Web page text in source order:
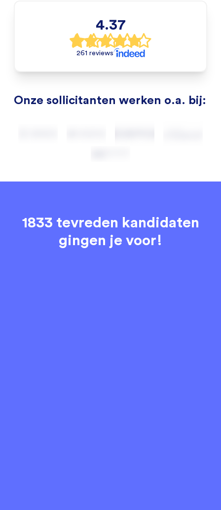
4.37
261 reviews
Onze sollicitanten werken o.a. bij:
1833 tevreden kandidaten
gingen je voor!